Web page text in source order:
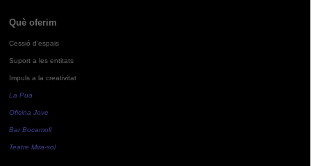
Què oferim
Cessió d'espais
Suport a les entitats
Impuls a la creativitat
La Pua
Oficina Jove
Bar Bocamoll
Teatre Mira-sol